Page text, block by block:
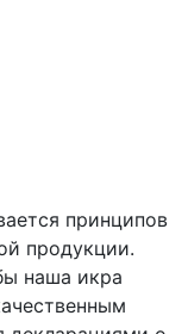
принципов
продукции.
наша икра